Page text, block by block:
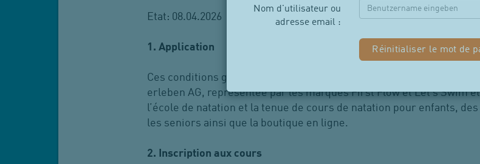
Nom d'utilisateur ou
adresse email :
Etat: 08.04.2026
1. Application
Ces conditions générales s’appliquent aux prestations proposées,
erleben AG, représentée par les marques First Flow et Let’s Swim
l’école de natation et la tenue de cours de natation pour enfants,
les seniors ainsi que la boutique en ligne.
2. Inscription aux cours